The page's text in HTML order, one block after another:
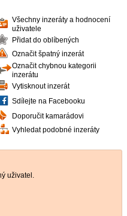
Všechny inzeráty a hodnocení
uživatele
Přidat do oblíbených
Označit špatný inzerát
Označit chybnou kategorii
inzerátu
Vytisknout inzerát
Sdílejte na Facebooku
Doporučit kamarádovi
Vyhledat podobné inzeráty
uživatel.